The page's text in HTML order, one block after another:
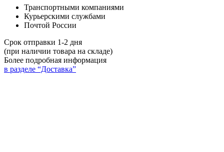
Транспортными компаниями
Курьерскими службами
Почтой России
Срок отправки 1-2 дня
(при наличии товара на складе)
Более подробная информация
в разделе “Доставка”